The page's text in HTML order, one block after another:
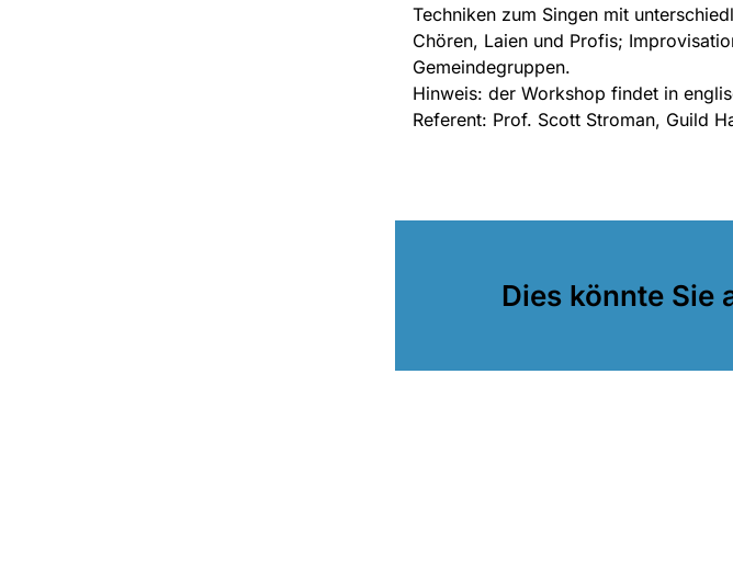
Techniken zum Singen mit
Chören, Laien und Profis;
Gemeindegruppen.
Hinweis: der Workshop findet in
Referent: Prof. Scott Stroman, Guild
Dies könnte Sie